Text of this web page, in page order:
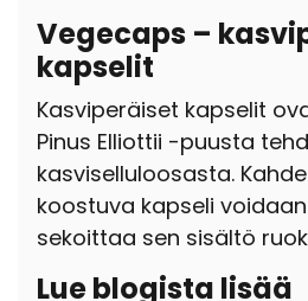
Vegecaps –
kapselit
Kasviperäiset kapselit
Pinus Elliottii -puusta
kasviselluloosasta.
koostuva kapseli
sekoittaa sen sisältö
Lue blogista lisää